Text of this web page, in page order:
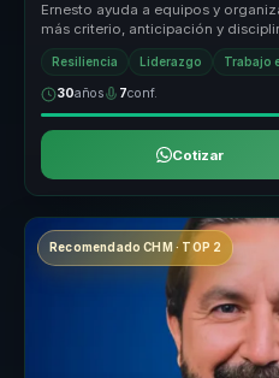
Ernesto ayuda a equipos y
más criterio, anticipación y
segurida...
Resiliencia Liderazgo Trabajo
30años 7conf.
Cotizar
Recomendado CHM · TOP 2